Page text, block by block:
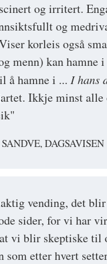
og irritert.
og
korleis også
menn) kan hamne
å hamne i ... I hans
Ikkje minst alle
DAGSAVISEN
vending, det
sider, for vi har
vi blir skeptiske til
etter hvert